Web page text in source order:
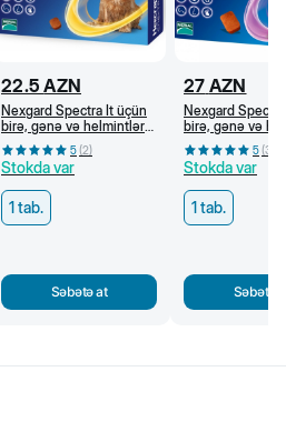
22.5 AZN
Nexgard Spectra İt üçün
birə, gənə və helmintlərə
qarşı çeynəmə tabletlər
(3,5-7,5 kq) 5(2)
Stokda var
1 tab.
Səbətə at
27 AZN
Nexgard
birə, gənə və
qarşı çeynəmə
(15-30 kq) 5(3
Stokda var
1 tab.
Səbətə